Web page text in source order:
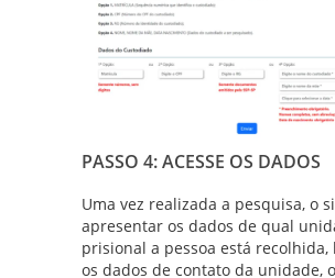
PASSO 4: ACESSE OS DADOS
Uma vez realizada a pesquisa, o
apresentar os dados de qual
prisional a pessoa está recolhida,
os dados de contato da unidade,